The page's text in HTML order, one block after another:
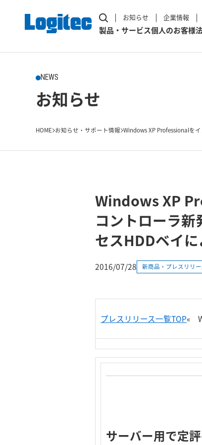
お知らせ 企業情報
製品・サービス個人のお客様
NEWS
お知らせ
HOME お知らせ・サポート情報 Windows XP Professionalを
Windows XP
コントローラ
セスHDDベイ
2016/07/28 新商品・プレスリリー
プレスリリース一覧TOP«
サーバー用で定